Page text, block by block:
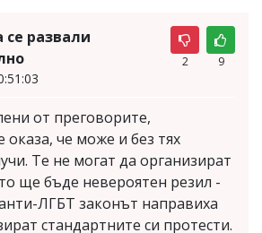
се развали
2 9
от преговорите,
оказа, че може и без тях
Те не могат да организират
ще бъде невероятен резил -
анти-ЛГБТ законът направиха
стандартните си протести.